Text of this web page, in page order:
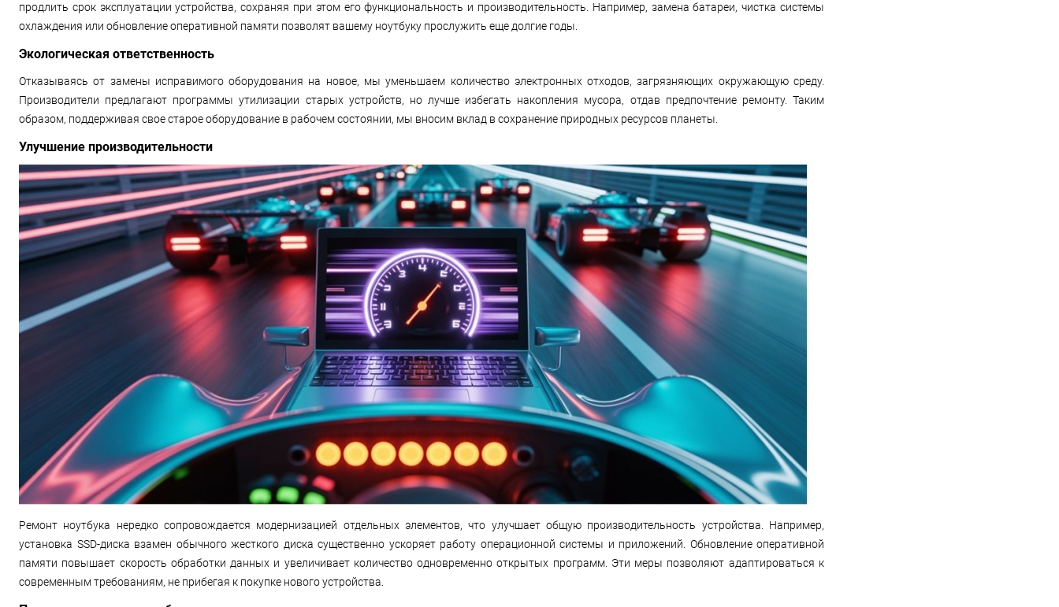
продлить срок эксплуатации устройства, сохраняя при этом его функциональность и производительность. Например, замена батареи, чистка системы
охлаждения или обновление оперативной памяти позволят вашему ноутбуку прослужить еще долгие годы.
Экологическая ответственность
Отказываясь от замены исправимого оборудования на новое, мы уменьшаем количество электронных отходов, загрязняющих окружающую среду.
Производители предлагают программы утилизации старых устройств, но лучше избегать накопления мусора, отдав предпочтение ремонту. Таким
образом, поддерживая свое старое оборудование в рабочем состоянии, мы вносим вклад в сохранение природных ресурсов планеты.
Улучшение производительности
Ремонт ноутбука нередко сопровождается модернизацией отдельных элементов, что улучшает общую производительность устройства. Например,
установка SSD-диска взамен обычного жесткого диска существенно ускоряет работу операционной системы и приложений. Обновление оперативной
памяти повышает скорость обработки данных и увеличивает количество одновременно открытых программ. Эти меры позволяют адаптироваться к
современным требованиям, не прибегая к покупке нового устройства.